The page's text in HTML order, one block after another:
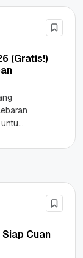
(Gratis!)
Siap Cuan